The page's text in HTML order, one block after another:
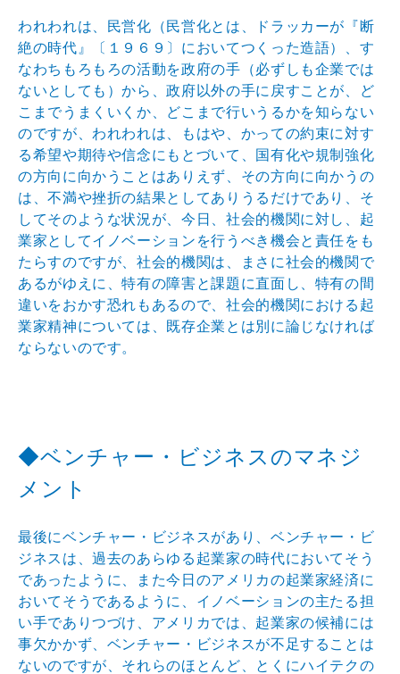
われわれは、民営化（民営化とは、ドラッカーが『断
絶の時代』〔１９６９〕においてつくった造語）、す
なわちもろもろの活動を政府の手（必ずしも企業では
ないとしても）から、政府以外の手に戻すことが、ど
こまでうまくいくか、どこまで行いうるかを知らない
のですが、われわれは、もはや、かっての約束に対す
る希望や期待や信念にもとづいて、国有化や規制強化
の方向に向かうことはありえず、その方向に向かうの
は、不満や挫折の結果としてありうるだけであり、そ
してそのような状況が、今日、社会的機関に対し、起
業家としてイノベーションを行うべき機会と責任をも
たらすのですが、社会的機関は、まさに社会的機関で
あるがゆえに、特有の障害と課題に直面し、特有の間
違いをおかす恐れもあるので、社会的機関における起
業家精神については、既存企業とは別に論じなければ
ならないのです。
◆ベンチャー・ビジネスのマネジ
メント
最後にベンチャー・ビジネスがあり、ベンチャー・ビ
ジネスは、過去のあらゆる起業家の時代においてそう
であったように、また今日のアメリカの起業家経済に
おいてそうであるように、イノベーションの主たる担
い手でありつづけ、アメリカでは、起業家の候補には
事欠かかず、ベンチャー・ビジネスが不足することは
ないのですが、それらのほとんど、とくにハイテクの